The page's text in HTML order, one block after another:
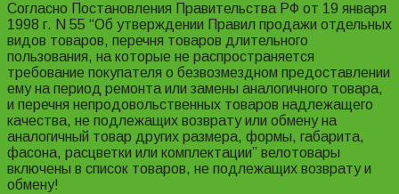
Согласно Постановления Правительства РФ от 19 января
1998 г. N 55 “Об утверждении Правил продажи отдельных
видов товаров, перечня товаров длительного
пользования, на которые не распространяется
требование покупателя о безвозмездном предоставлении
ему на период ремонта или замены аналогичного товара,
и перечня непродовольственных товаров надлежащего
качества, не подлежащих возврату или обмену на
аналогичный товар других размера, формы, габарита,
фасона, расцветки или комплектации” велотовары
включены в список товаров, не подлежащих возврату и
обмену!